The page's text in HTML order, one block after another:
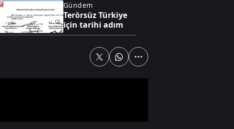
Gündem
Terörsüz Türkiye
için tarihi adım
Çikolata